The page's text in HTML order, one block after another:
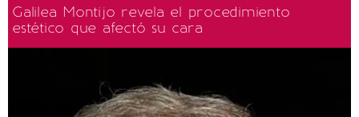
Galilea Montijo revela el procedimiento
estético que afectó su cara